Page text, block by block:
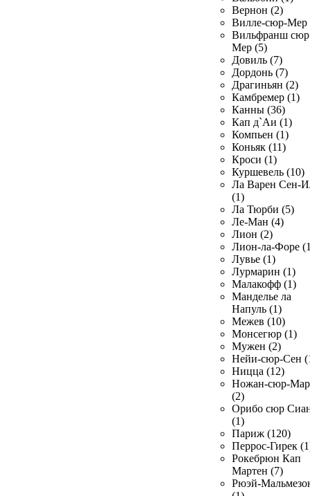
Вернон (2)
Вилле-сюр-Мер
Вильфранш сюр
Мер (5)
Довиль (7)
Дордонь (7)
Драгиньян (2)
Камбремер (1)
Канны (36)
Кап д`Аи (1)
Компьен (1)
Коньяк (11)
Кроси (1)
Куршевель (10)
Ла Варен Сен-
(1)
Ла Тюрби (5)
Ле-Ман (4)
Лион (2)
Лион-ла-Форе
Лувье (1)
Лурмарин (1)
Малакофф (1)
Манделье ла
Напуль (1)
Межев (10)
Монсегюр (1)
Мужен (2)
Нейи-сюр-Сен
Ницца (12)
Ножан-сюр-
(2)
Орибо сюр
(1)
Париж (120)
Перрос-Гирек
Рокебрюн Кап
Мартен (7)
Рюэй-